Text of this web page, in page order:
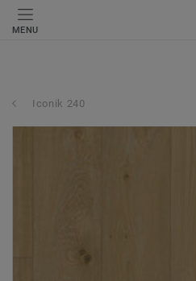
MENU
Iconik 240